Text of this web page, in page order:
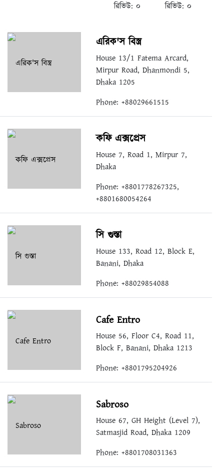
রিভিউ: ০
রিভিউ:০
এরিক'স বিস্ত্র
House 13/1 Fatema Arcard,
Mirpur Road, Dhanmondi 5,
Dhaka 1205
Phone: +88029661515
কফি এক্সপ্রেস
House 7, Road 1, Mirpur 7,
Dhaka
Phone: +8801778267325,
+8801680054264
সি গুস্তা
House 133, Road 12, Block E,
Banani, Dhaka
Phone: +88029854088
Cafe Entro
House 56, Floor C4, Road 11,
Block F, Banani, Dhaka 1213
Phone: +8801795204926
Sabroso
House 67, GH Height (Level 7),
Satmasjid Road, Dhaka 1209
Phone: +8801708031363